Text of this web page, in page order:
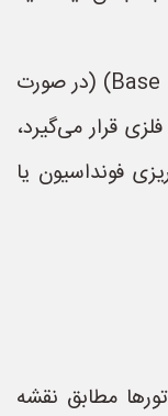
* **نصب صفحات زیر ستونی (Base Plate) (در صورت
قرار می‌گیرد،
فونداسیون یا
مطابق نقشه